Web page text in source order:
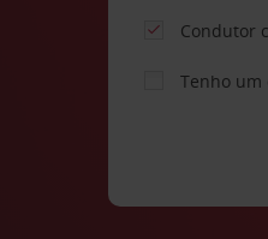
Condutor
Tenho um